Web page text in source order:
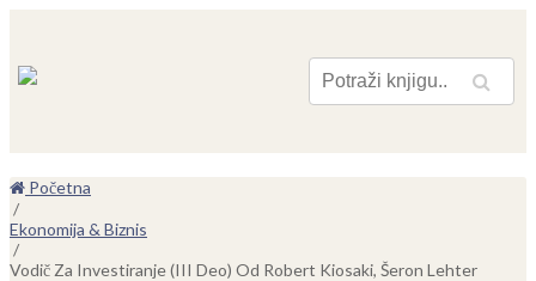
Pretraga
Početna
/
Ekonomija & Biznis
/
Vodič Za Investiranje (III Deo) Od Robert Kiosaki, Šeron Lehter